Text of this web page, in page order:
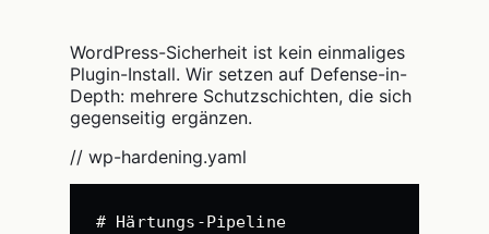
WordPress-Sicherheit ist kein einmaliges
Plugin-Install. Wir setzen auf Defense-in-
Depth: mehrere Schutzschichten, die sich
gegenseitig ergänzen.
// wp-hardening.yaml
# Härtungs-Pipeline